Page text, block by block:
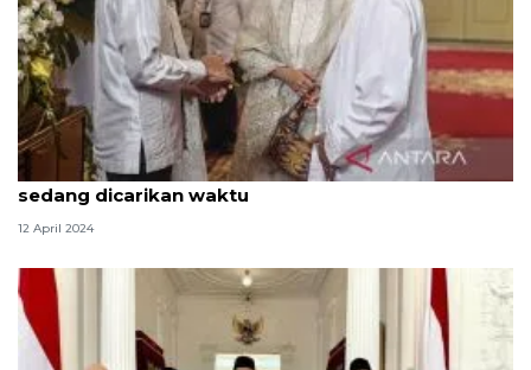
Ari Dwipayana: Silaturahmi Jokowi dan Megawati
sedang dicarikan waktu
12 April 2024